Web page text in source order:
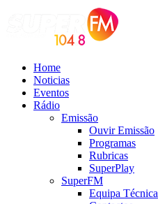
Home
Noticias
Eventos
Rádio
Emissão
Ouvir Emissão
Programas
Rubricas
SuperPlay
SuperFM
Equipa Técnica